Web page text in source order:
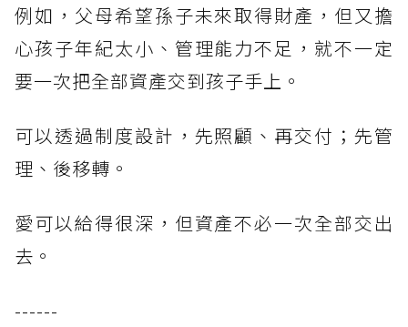
例如，父母希望孫子未來取得財產，但又擔
心孩子年紀太小、管理能力不足，就不一定
要一次把全部資產交到孩子手上。
可以透過制度設計，先照顧、再交付；先管
理、後移轉。
愛可以給得很深，但資產不必一次全部交出
去。
------